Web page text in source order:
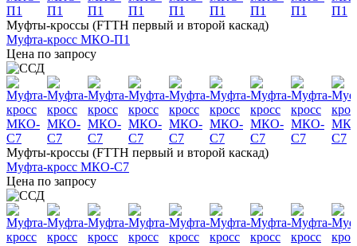
Муфты-кроссы (FTTH первый и второй каскад)
Муфта-кросс МКО-П1
Цена по запросу
Муфты-кроссы (FTTH первый и второй каскад)
Муфта-кросс МКО-С7
Цена по запросу